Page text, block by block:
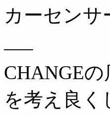
カーセン
—–
CHANGE
を考え良